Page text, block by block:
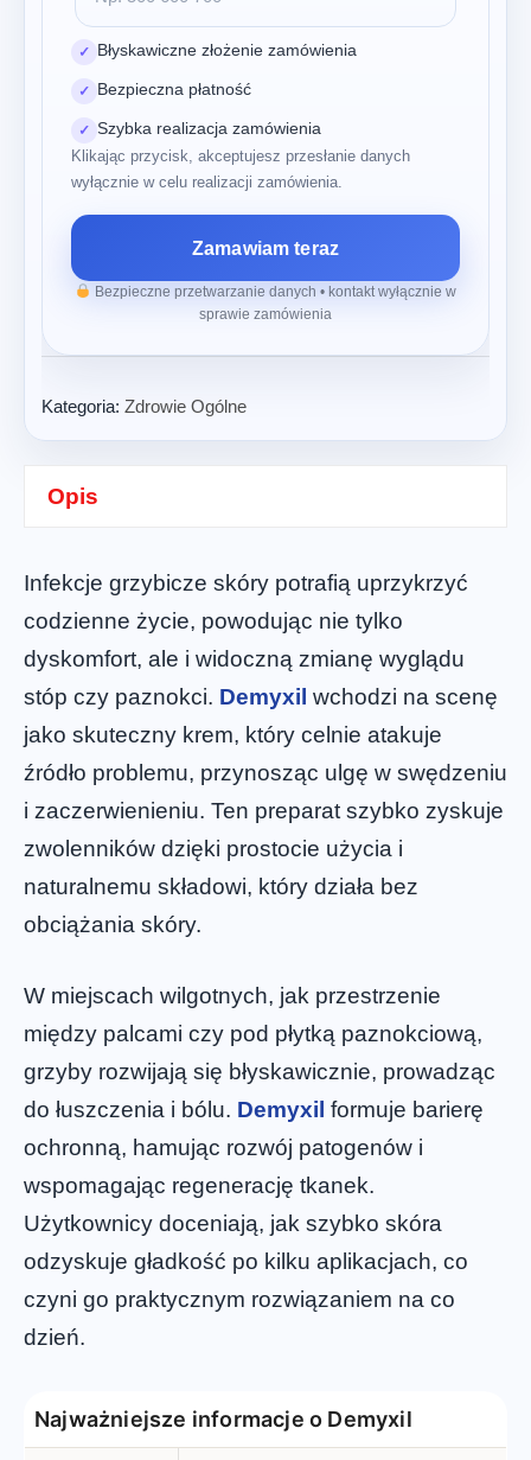
✓ Błyskawiczne złożenie zamówienia
✓ Bezpieczna płatność
✓ Szybka realizacja zamówienia
Klikając przycisk, akceptujesz przesłanie danych
wyłącznie w celu realizacji zamówienia.
Zamawiam teraz
Bezpieczne przetwarzanie danych • kontakt wyłącznie w
sprawie zamówienia
Kategoria: Zdrowie Ogólne
Opis
Infekcje grzybicze skóry potrafią uprzykrzyć
codzienne życie, powodując nie tylko
dyskomfort, ale i widoczną zmianę wyglądu
stóp czy paznokci. Demyxil wchodzi na scenę
jako skuteczny krem, który celnie atakuje
źródło problemu, przynosząc ulgę w swędzeniu
i zaczerwienieniu. Ten preparat szybko zyskuje
zwolenników dzięki prostocie użycia i
naturalnemu składowi, który działa bez
obciążania skóry.
W miejscach wilgotnych, jak przestrzenie
między palcami czy pod płytką paznokciową,
grzyby rozwijają się błyskawicznie, prowadząc
do łuszczenia i bólu. Demyxil formuje barierę
ochronną, hamując rozwój patogenów i
wspomagając regenerację tkanek.
Użytkownicy doceniają, jak szybko skóra
odzyskuje gładkość po kilku aplikacjach, co
czyni go praktycznym rozwiązaniem na co
dzień.
Najważniejsze informacje o Demyxil